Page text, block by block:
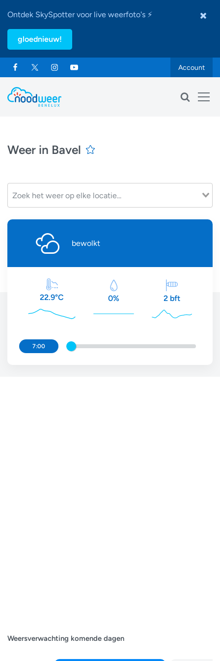
Ontdek SkySpotter voor live weerfoto's ⚡
gloednieuw!
Account
Weer in Bavel
bewolkt
22.9°C 0% 2 bft
7:00
Weersverwachting komende dagen